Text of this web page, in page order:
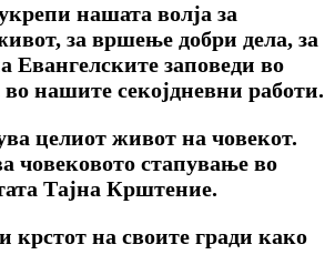
нашата волја за
за вршење добри дела, за
Евангелските заповеди во
нашите секојдневни работи.
целиот живот на човекот.
човековото стапување во
Tајна Крштение.
крстот на своите гради како